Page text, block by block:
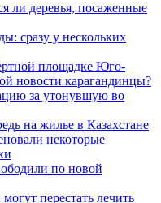
ли деревья, посаженные
сразу у нескольких
площадке Юго-
новости карагандинцы?
за утонувшую во
на жилье в Казахстане
некоторые
по новой
перестать лечить